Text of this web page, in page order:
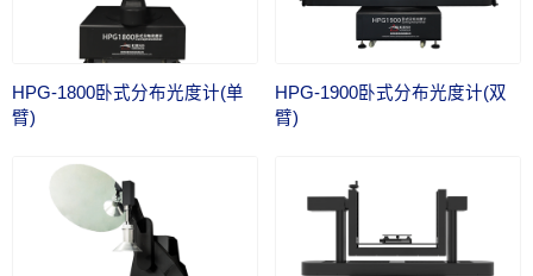
HPG-1800卧式分布光度计(单
臂)
HPG-1900卧式分布光度计(双
臂)